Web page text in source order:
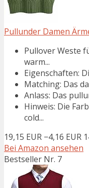
Pullunder Damen
Pullover Weste
warm...
Eigenschaften:
Matching: Das
Anlass: Das
Hinweis: Die
cold...
19,15 EUR −4,16 EUR
Bei Amazon ansehen
Bestseller Nr. 7